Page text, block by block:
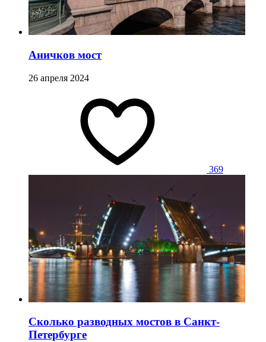
Аничков мост
26 апреля 2024
369
Сколько разводных мостов в Санкт-
Петербурге